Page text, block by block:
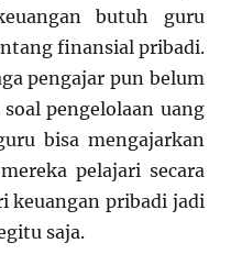
butuh guru
finansial pribadi.
pengajar pun belum
pengelolaan uang
bisa mengajarkan
pelajari secara
keuangan pribadi jadi
saja.